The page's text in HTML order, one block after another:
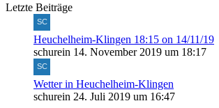
Letzte Beiträge
Heuchelheim-Klingen 18:15 on 14/11/19
schurein 14. November 2019 um 18:17
Wetter in Heuchelheim-Klingen
schurein 24. Juli 2019 um 16:47